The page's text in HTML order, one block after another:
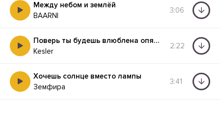
Между небом и землёй
BAARNI
3:06
Поверь ты будешь влюблена опять
Kesler
2:22
Хочешь солнце вместо лампы
Земфира
3:41